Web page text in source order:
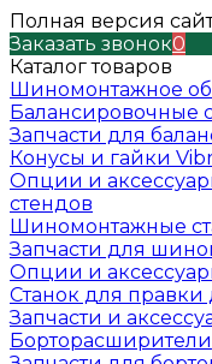
Полная версия
Заказать звонок0
Каталог товаров
Шиномонтажное
Балансировочные
Запчасти для
Конусы и гайки
Опции и
стендов
Шиномонтажные
Запчасти для
Опции и
Станок для
Запчасти и
Борторасширители